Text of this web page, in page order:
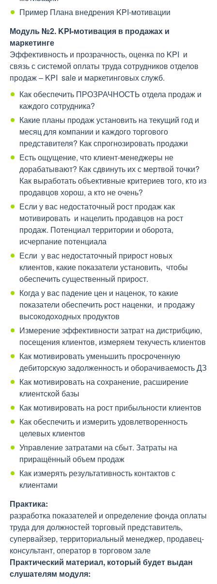
Пример Плана внедрения KPI-мотивации
Модуль №2. KPI-мотивация в продажах и
маркетинге
Эффективность и прозрачность, оценка по KPI и
связь с системой оплаты труда сотрудников отделов
продаж – KPI sale и маркетинговых служб.
Как обеспечить ПРОЗРАЧНОСТЬ отдела продаж и
каждого сотрудника?
Какие планы продаж установить на текущий год и
месяц для компании и каждого торгового
представителя? Как спрогнозировать продажи
Есть ощущение, что клиент-менеджеры не
дорабатывают? Как сдвинуть их с мертвой точки?
Как выработать объективные критериев того, кто из
продавцов хорош, а кто не очень?
Если у вас недостаточный рост продаж как
мотивировать и нацелить продавцов на рост
продаж. Потенциал территории и оборота,
исчерпание потенциала
Если у вас недостаточный прирост новых
клиентов, какие показатели установить, чтобы
обеспечить существенный прирост.
Когда у вас падение цен и наценок, то какие
показатели обеспечить рост наценки, и продажу
высокодоходных продуктов
Измерение эффективности затрат на дистрибцию,
посещения клиентов, измеряем текучесть клиентов
Как мотивировать уменьшить просроченную
дебиторскую задолженность и оборачиваемость ДЗ
Как мотивировать на сохранение, расширение
клиентской базы
Как мотивировать на рост прибыльности клиентов
Как обеспечить и измерить удовлетворенность
целевых клиентов
Управление затратами на сбыт. Затраты на
приращённый объем продаж
Как измерять результативность контактов с
клиентами
Практика:
разработка показателей и определение фонда оплаты
труда для должностей торговый представитель,
супервайзер, территориальный менеджер, продавец-
консультант, оператор в торговом зале
Практический материал, который будет выдан
слушателям модуля: